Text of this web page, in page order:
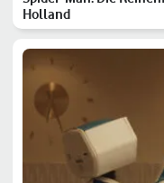
Holland